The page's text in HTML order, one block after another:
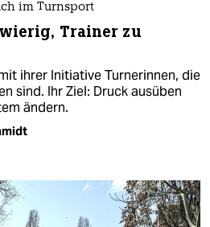
im Turnsport
Trainer zu
ihrer Initiative Turnerinnen, die
sind. Ihr Ziel: Druck ausüben
ändern.